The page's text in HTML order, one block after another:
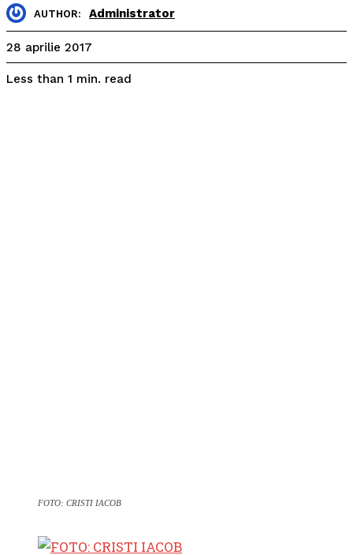
AUTHOR: Administrator
28 aprilie 2017
Less than 1 min. read
FOTO: CRISTI IACOB